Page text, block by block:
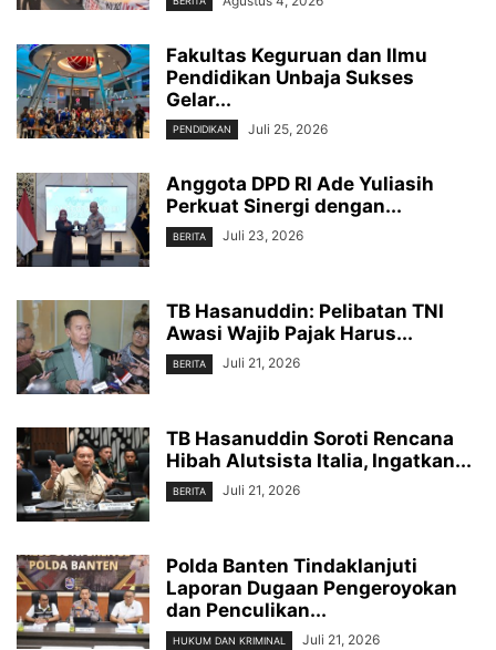
Fakultas Keguruan dan Ilmu
Pendidikan Unbaja Sukses
Gelar...
PENDIDIKAN Juli 25, 2026
Anggota DPD RI Ade Yuliasih
Perkuat Sinergi dengan...
BERITA Juli 23, 2026
TB Hasanuddin: Pelibatan TNI
Awasi Wajib Pajak Harus...
BERITA Juli 21, 2026
TB Hasanuddin Soroti Rencana
Hibah Alutsista Italia, Ingatkan...
BERITA Juli 21, 2026
Polda Banten Tindaklanjuti
Laporan Dugaan Pengeroyokan
dan Penculikan...
HUKUM DAN KRIMINAL Juli 21, 2026